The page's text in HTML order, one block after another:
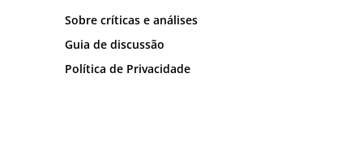
Sobre críticas e análises
Guia de discussão
Política de Privacidade